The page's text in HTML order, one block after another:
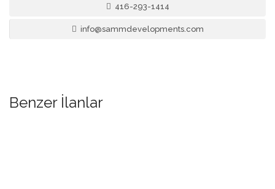
416-293-1414
info@sammdevelopments.com
Benzer İlanlar